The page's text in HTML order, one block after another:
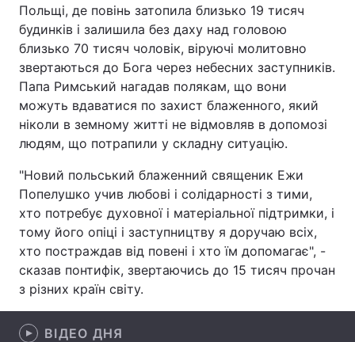
Головна Війна
Україна Політика
Економіка Світ
Спорт Наука
Техно і зв'язок Лайт
Зброя Інциденти
Здоров'я Туризм
Цікавинки Погода
Польщі, де повінь затопила близько 19 тисяч
будинків і залишила без даху над головою
близько 70 тисяч чоловік, віруючі молитовно
звертаються до Бога через небесних заступників.
Папа Римський нагадав полякам, що вони
можуть вдаватися по захист блаженного, який
ніколи в земному житті не відмовляв в допомозі
людям, що потрапили у складну ситуацію.
"Новий польський блаженний священик Ежи
Попелушко учив любові і солідарності з тими,
хто потребує духовної і матеріальної підтримки, і
тому його опіці і заступництву я доручаю всіх,
хто постраждав від повені і хто їм допомагає", -
сказав понтифік, звертаючись до 15 тисяч прочан
з різних країн світу.
ВІДЕО ДНЯ